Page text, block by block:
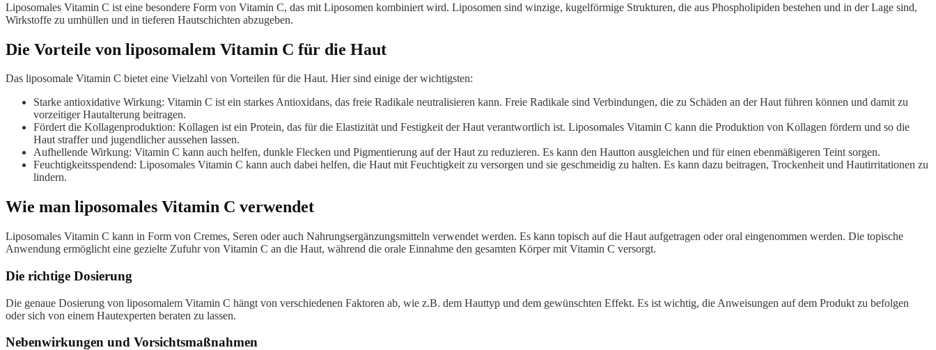
Liposomales Vitamin C ist eine besondere Form von Vitamin C, das mit Liposomen kombiniert wird. Liposomen sind winzige, kugelförmige Strukturen, die aus Phospholipiden bestehen und in der Lage sind,
Wirkstoffe zu umhüllen und in tieferen Hautschichten abzugeben.
Die Vorteile von liposomalem Vitamin C für die Haut
Das liposomale Vitamin C bietet eine Vielzahl von Vorteilen für die Haut. Hier sind einige der wichtigsten:
Starke antioxidative Wirkung: Vitamin C ist ein starkes Antioxidans, das freie Radikale neutralisieren kann. Freie Radikale sind Verbindungen, die zu Schäden an der Haut führen können und damit zu
vorzeitiger Hautalterung beitragen.
Fördert die Kollagenproduktion: Kollagen ist ein Protein, das für die Elastizität und Festigkeit der Haut verantwortlich ist. Liposomales Vitamin C kann die Produktion von Kollagen fördern und so die
Haut straffer und jugendlicher aussehen lassen.
Aufhellende Wirkung: Vitamin C kann auch helfen, dunkle Flecken und Pigmentierung auf der Haut zu reduzieren. Es kann den Hautton ausgleichen und für einen ebenmäßigeren Teint sorgen.
Feuchtigkeitsspendend: Liposomales Vitamin C kann auch dabei helfen, die Haut mit Feuchtigkeit zu versorgen und sie geschmeidig zu halten. Es kann dazu beitragen, Trockenheit und Hautirritationen zu
lindern.
Wie man liposomales Vitamin C verwendet
Liposomales Vitamin C kann in Form von Cremes, Seren oder auch Nahrungsergänzungsmitteln verwendet werden. Es kann topisch auf die Haut aufgetragen oder oral eingenommen werden. Die topische
Anwendung ermöglicht eine gezielte Zufuhr von Vitamin C an die Haut, während die orale Einnahme den gesamten Körper mit Vitamin C versorgt.
Die richtige Dosierung
Die genaue Dosierung von liposomalem Vitamin C hängt von verschiedenen Faktoren ab, wie z.B. dem Hauttyp und dem gewünschten Effekt. Es ist wichtig, die Anweisungen auf dem Produkt zu befolgen
oder sich von einem Hautexperten beraten zu lassen.
Nebenwirkungen und Vorsichtsmaßnahmen